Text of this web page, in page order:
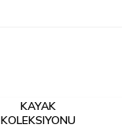
KAYAK
KOLEKSIYONU